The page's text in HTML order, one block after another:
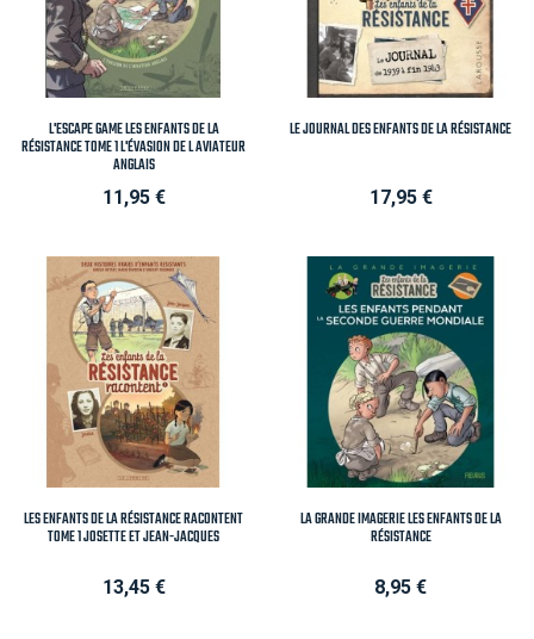
L'ESCAPE GAME LES ENFANTS DE LA
RÉSISTANCE TOME 1 L'ÉVASION DE L AVIATEUR
ANGLAIS
Prix
11,95 €
LE JOURNAL DES ENFANTS DE LA RÉSISTANCE
Prix
17,95 €
LES ENFANTS DE LA RÉSISTANCE RACONTENT
TOME 1 JOSETTE ET JEAN-JACQUES
Prix
13,45 €
LA GRANDE IMAGERIE LES ENFANTS DE LA
RÉSISTANCE
Prix
8,95 €